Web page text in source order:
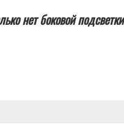
нет боковой подсветки